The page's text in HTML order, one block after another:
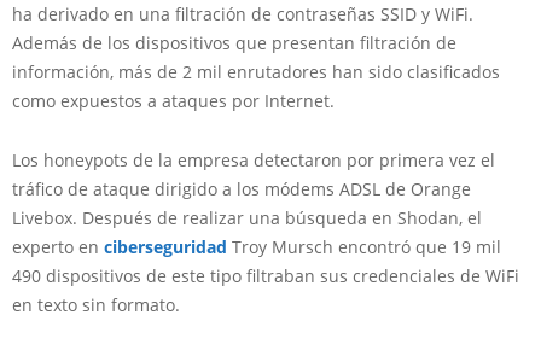
ha derivado en una filtración de contraseñas SSID y WiFi.
Además de los dispositivos que presentan filtración de
información, más de 2 mil enrutadores han sido clasificados
como expuestos a ataques por Internet.
Los honeypots de la empresa detectaron por primera vez el
tráfico de ataque dirigido a los módems ADSL de Orange
Livebox. Después de realizar una búsqueda en Shodan, el
experto en ciberseguridad Troy Mursch encontró que 19 mil
490 dispositivos de este tipo filtraban sus credenciales de WiFi
en texto sin formato.